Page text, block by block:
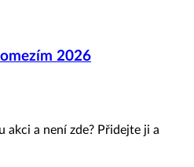
2026
akci a není zde? Přidejte ji a